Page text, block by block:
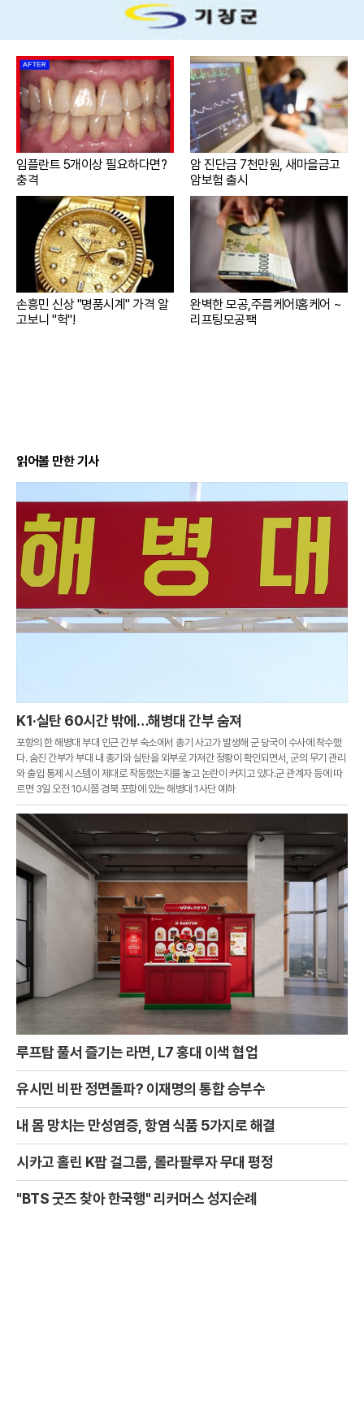
임플란트 5개이상 필요하다면?
충격
암 진단금 7천만원, 새마을금고
암보험 출시
손흥민 신상 "명품시계" 가격 알
고보니 "헉"!
완벽한 모공,주름케어!홈케어 ~
리프팅모공팩
읽어볼 만한 기사
K1·실탄 60시간 밖에…해병대 간부 숨져
포항의 한 해병대 부대 인근 간부 숙소에서 총기 사고가 발생해 군 당국이 수사에 착수했
다. 숨진 간부가 부대 내 총기와 실탄을 외부로 가져간 정황이 확인되면서, 군의 무기 관리
와 출입 통제 시스템이 제대로 작동했는지를 놓고 논란이 커지고 있다.군 관계자 등에 따
르면 3일 오전 10시쯤 경북 포항에 있는 해병대 1사단 예하
루프탑 풀서 즐기는 라면, L7 홍대 이색 협업
유시민 비판 정면돌파? 이재명의 통합 승부수
내 몸 망치는 만성염증, 항염 식품 5가지로 해결
시카고 홀린 K팝 걸그룹, 롤라팔루자 무대 평정
"BTS 굿즈 찾아 한국행" 리커머스 성지순례